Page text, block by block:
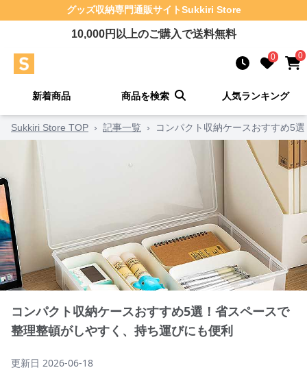
グッズ収納専門通販サイトSukkiri Store
10,000円以上のご購入で送料無料
0 0
新着商品 商品を検索 人気ランキング
Sukkiri Store TOP › 記事一覧 › コンパクト収納ケースおすすめ5
コンパクト収納ケースおすすめ5選！省スペースで
整理整頓がしやすく、持ち運びにも便利
更新日 2026-06-18